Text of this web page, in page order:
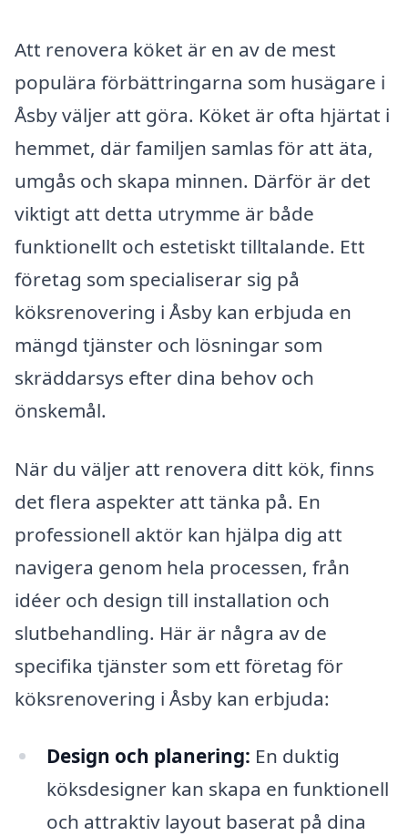
Att renovera köket är en av de mest
populära förbättringarna som husägare i
Åsby väljer att göra. Köket är ofta hjärtat i
hemmet, där familjen samlas för att äta,
umgås och skapa minnen. Därför är det
viktigt att detta utrymme är både
funktionellt och estetiskt tilltalande. Ett
företag som specialiserar sig på
köksrenovering i Åsby kan erbjuda en
mängd tjänster och lösningar som
skräddarsys efter dina behov och
önskemål.
När du väljer att renovera ditt kök, finns
det flera aspekter att tänka på. En
professionell aktör kan hjälpa dig att
navigera genom hela processen, från
idéer och design till installation och
slutbehandling. Här är några av de
specifika tjänster som ett företag för
köksrenovering i Åsby kan erbjuda:
Design och planering: En duktig
köksdesigner kan skapa en funktionell
och attraktiv layout baserat på dina